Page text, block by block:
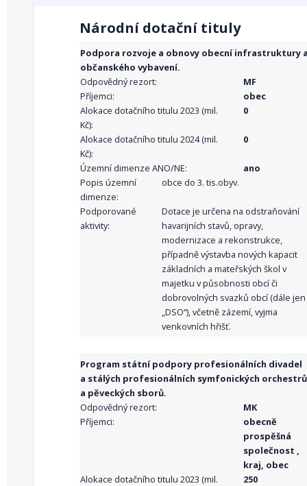
Národní dotační tituly
Podpora rozvoje a obnovy obecní infrastruktury
občanského vybavení.
Odpovědný rezort:
MF
Příjemci:
obec
Alokace dotačního titulu 2023 (mil.
Kč):
0
Alokace dotačního titulu 2024 (mil.
Kč):
0
Územní dimenze ANO/NE:
ano
Popis územní
dimenze:
obce do 3. tis.obyv.
Podporované
aktivity:
Dotace je určena na odstraňování
havarijních stavů, opravy,
modernizace a rekonstrukce,
případně výstavba nových kapacit
základních a mateřských škol v
majetku v působnosti obcí či
dobrovolných svazků obcí (dále jen
„DSO“), včetně zázemí, vyjma
venkovních hřišť.
Program státní podpory profesionálních divadel
a stálých profesionálních symfonických orchestrů
a pěveckých sborů.
Odpovědný rezort:
MK
Příjemci:
obecně
prospěšná
společnost ,
kraj, obec
Alokace dotačního titulu 2023 (mil.
250